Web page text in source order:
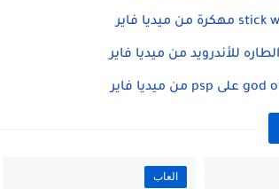
للأندرويد من ميديا فاير
العاب